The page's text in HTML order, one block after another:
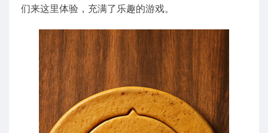
们来这里体验，充满了乐趣的游戏。